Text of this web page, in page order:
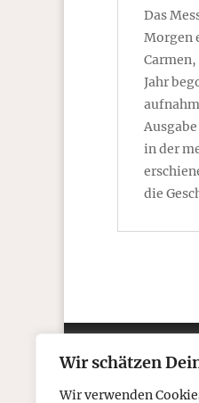
Wir schätzen
Wir verwenden
Das
Morgen
Jahr
in der
die
Kontakt